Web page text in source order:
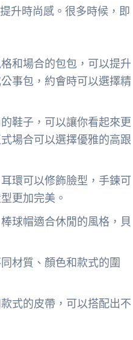
升時尚感。很多時候，即
和場合的包包，可以提升
事包，約會時可以選擇精
鞋子，可以讓你看起來更
場合可以選擇優雅的高跟
環可以修飾臉型，手鍊可
更加完美。
球帽適合休閒的風格，貝
材質、顏色和款式的圍
式的皮帶，可以搭配出不